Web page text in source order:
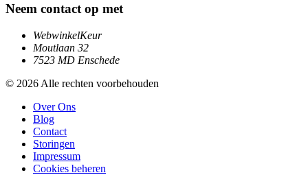
Neem contact op met
WebwinkelKeur
Moutlaan 32
7523 MD Enschede
© 2026 Alle rechten voorbehouden
Over Ons
Blog
Contact
Storingen
Impressum
Cookies beheren